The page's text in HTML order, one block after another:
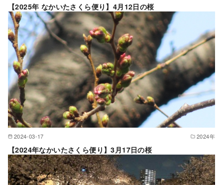
【2025年 なかいたさくら便り】4月12日の桜
2024-03-17 2024年
【2024年なかいたさくら便り】3月17日の桜